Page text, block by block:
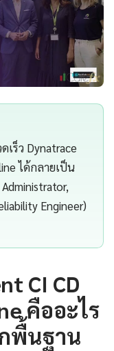
เร็ว Dynatrace
ได้กลายเป็น
Engineer)
CI CD
คืออะไร
พื้นฐาน